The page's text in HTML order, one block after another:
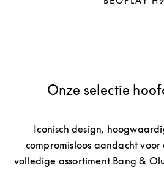
Onze selectie
Iconisch design,
compromisloos aandacht
volledige assortiment Bang &